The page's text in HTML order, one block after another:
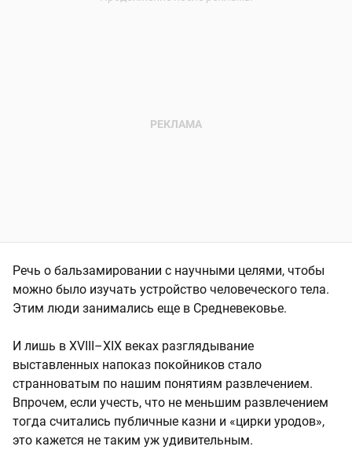
Речь о бальзамировании с научными целями, чтобы
можно было изучать устройство человеческого тела.
Этим люди занимались еще в Средневековье.
И лишь в XVIII–XIX веках разглядывание
выставленных напоказ покойников стало
странноватым по нашим понятиям развлечением.
Впрочем, если учесть, что не меньшим развлечением
тогда считались публичные казни и «цирки уродов»,
это кажется не таким уж удивительным.